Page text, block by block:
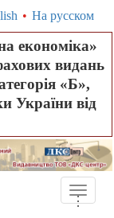
• На русском
економіка»
видань
«Б»,
України від
Toggle
...